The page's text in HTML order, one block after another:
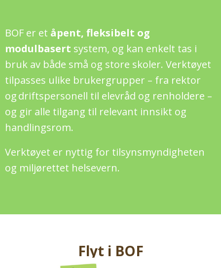
BOF er et åpent, fleksibelt og
modulbasert system, og kan enkelt tas i
bruk av både små og store skoler. Verktøyet
tilpasses ulike brukergrupper – fra rektor
og driftspersonell til elevråd og renholdere –
og gir alle tilgang til relevant innsikt og
handlingsrom.
Verktøyet er nyttig for tilsynsmyndigheten
og miljørettet helsevern.
Flyt i BOF